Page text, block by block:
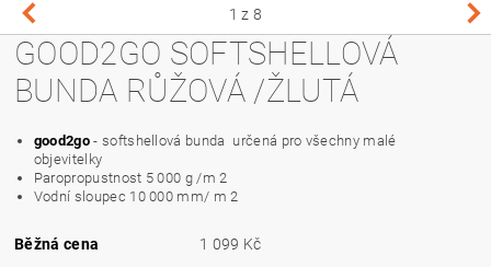
1 z 8
GOOD2GO SOFTSHELLOVÁ
BUNDA RŮŽOVÁ /ŽLUTÁ
good2go- softshellová bunda určená pro všechny malé
objevitelky
Paropropustnost 5 000 g /m 2
Vodní sloupec 10 000 mm/ m 2
Běžná cena
1 099 Kč